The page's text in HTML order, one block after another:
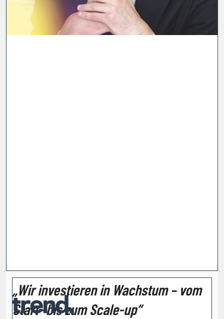
„Wir investieren in Wachstum – vom
Start- bis zum Scale-up“